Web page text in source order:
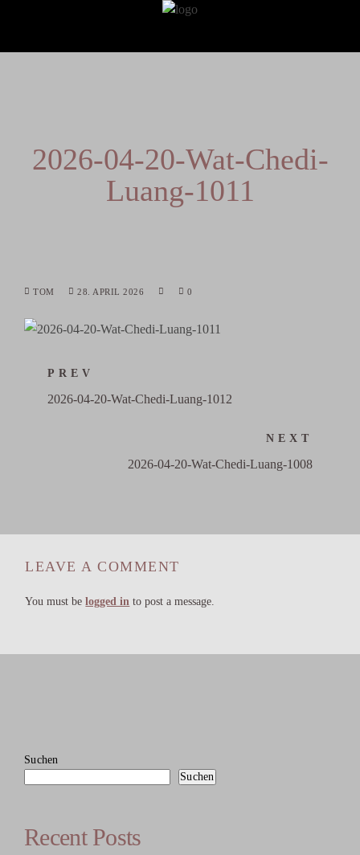
2026-04-20-Wat-Chedi-
Luang-1011
TOM 28. APRIL 2026 0
PREV
2026-04-20-Wat-Chedi-Luang-1012
NEXT
2026-04-20-Wat-Chedi-Luang-1008
LEAVE A COMMENT
You must belogged in to post a message.
Suchen
Suchen
Recent Posts